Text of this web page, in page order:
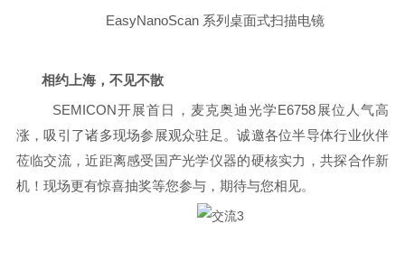
EasyNanoScan 系列桌面式扫描电镜
相约上海，不见不散
SEMICON开展首日，麦克奥迪光学E6758展位人气高
涨，吸引了诸多现场参展观众驻足。诚邀各位半导体行业伙伴
莅临交流，近距离感受国产光学仪器的硬核实力，共探合作新
机！现场更有惊喜抽奖等您参与，期待与您相见。